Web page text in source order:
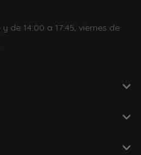
de 14:00 a 17:45, viernes de